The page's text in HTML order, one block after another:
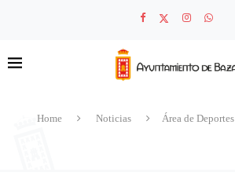
Home Noticias Área de Deportes